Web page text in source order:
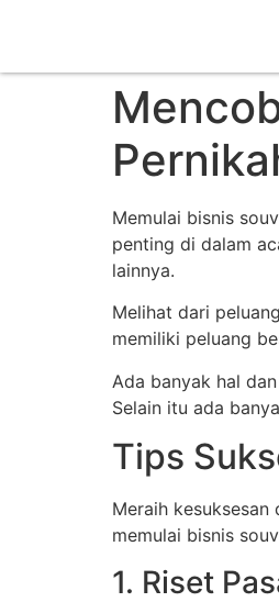
Memulai bisnis
penting di dalam
lainnya.
Melihat dari
memiliki peluang
Ada banyak hal
Selain itu ada
Tips
Meraih
memulai bisnis
1. Riset